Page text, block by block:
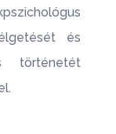
és
történetét